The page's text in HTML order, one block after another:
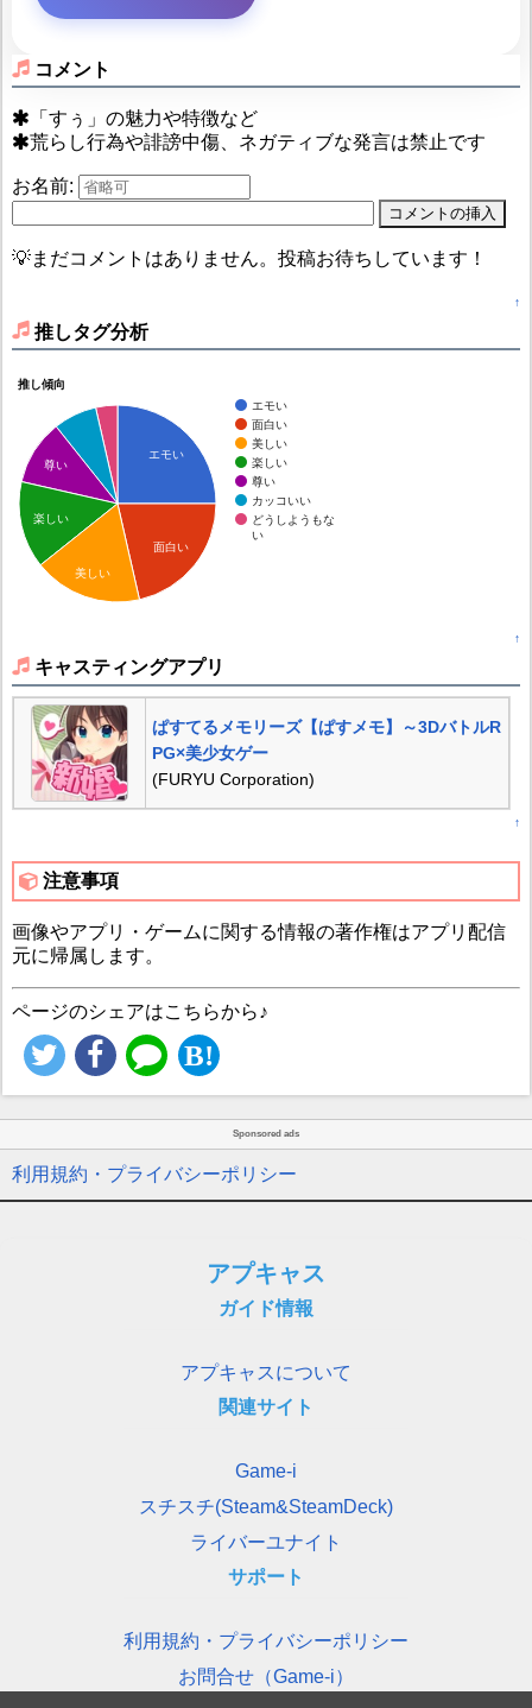
コメント
「すぅ」の魅力や特徴など
荒らし行為や誹謗中傷、ネガティブな発言は禁止です
お名前:
💡まだコメントはありません。投稿お待ちしています！
↑
推しタグ分析
推し傾向
エモい
面白い
美しい
楽しい
尊い
カッコいい
どうしようもな
い
エモい
面白い
尊い
楽しい
美しい
↑
キャスティングアプリ
ぱすてるメモリーズ【ぱすメモ】～3DバトルR
PG×美少女ゲー
(FURYU Corporation)
↑
注意事項
画像やアプリ・ゲームに関する情報の著作権はアプリ配信
元に帰属します。
ページのシェアはこちらから♪
Sponsored ads
利用規約・プライバシーポリシー
アプキャス
ガイド情報
アプキャスについて
関連サイト
Game-i
スチスチ(Steam&SteamDeck)
ライバーユナイト
サポート
利用規約・プライバシーポリシー
お問合せ（Game-i）